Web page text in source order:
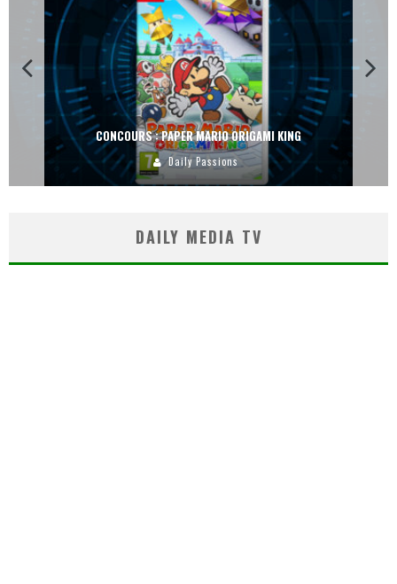
CONCOURS : PAPER MARIO ORIGAMI KING
Daily Passions
DAILY MEDIA TV